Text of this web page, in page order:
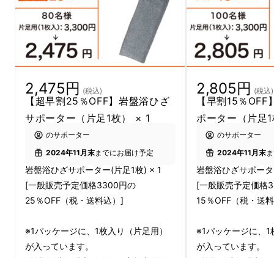
そんなお悩みの方に、開発したのがこちら！！
遠赤外線パワーが持続する！『ひざサポー
ター』です。
特別天然記念物 「北投石」 ×「北
2,475円 (税込)
【超早割25％OFF】岩盤浴ひざ
サポーター（片足1枚） × 1
のサポーター
2024年11月末までにお届け予定
岩盤浴ひざサポーター(片足1枚) × 1
[一般販売予定価格3300円の
25％OFF（税・送料込）]
※1パッケージに、1枚入り（片足用）
が入っています。
2,805円 (税込)
【早割15％
ポーター（片足
のサポーター
2024年11月末
岩盤浴ひざサポー
[一般販売予定価格
15％OFF（税・送
※1パッケージに、1
が入っています。